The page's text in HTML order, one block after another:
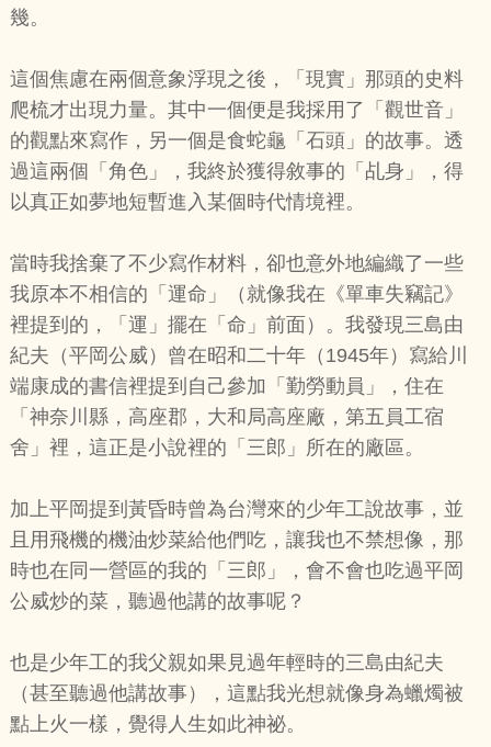
幾。
這個焦慮在兩個意象浮現之後，「現實」那頭的史料
爬梳才出現力量。其中一個便是我採用了「觀世音」
的觀點來寫作，另一個是食蛇龜「石頭」的故事。透
過這兩個「角色」，我終於獲得敘事的「乩身」，得
以真正如夢地短暫進入某個時代情境裡。
當時我捨棄了不少寫作材料，卻也意外地編織了一些
我原本不相信的「運命」（就像我在《單車失竊記》
裡提到的，「運」擺在「命」前面）。我發現三島由
紀夫（平岡公威）曾在昭和二十年（1945年）寫給川
端康成的書信裡提到自己參加「勤勞動員」，住在
「神奈川縣，高座郡，大和局高座廠，第五員工宿
舍」裡，這正是小說裡的「三郎」所在的廠區。
加上平岡提到黃昏時曾為台灣來的少年工說故事，並
且用飛機的機油炒菜給他們吃，讓我也不禁想像，那
時也在同一營區的我的「三郎」，會不會也吃過平岡
公威炒的菜，聽過他講的故事呢？
也是少年工的我父親如果見過年輕時的三島由紀夫
（甚至聽過他講故事），這點我光想就像身為蠟燭被
點上火一樣，覺得人生如此神祕。